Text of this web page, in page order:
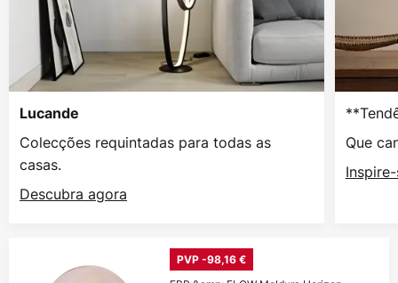
Lucande
Colecções requintadas para todas as
casas.
Descubra agora
Que
PVP -98,16 €